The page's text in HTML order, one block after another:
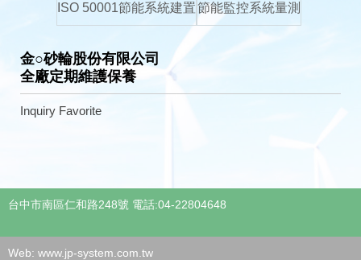
ISO 50001節能系統建置節能監控系統量測
金○砂輪股份有限公司
全廠定期維護保養
Inquiry Favorite
台中市南區仁和路248號 電話:04-22804648
Web: www.jp-system.com.tw